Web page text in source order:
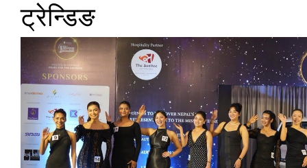
ट्रेन्डिङ